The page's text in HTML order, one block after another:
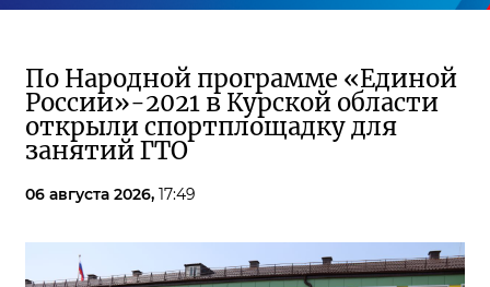
По Народной программе «Единой
России»-2021 в Курской области
открыли спортплощадку для
занятий ГТО
06 августа 2026, 17:49